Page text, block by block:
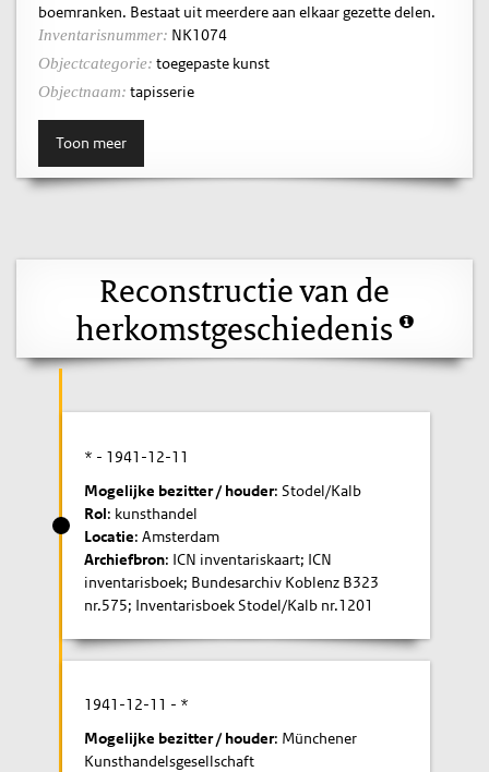
boemranken. Bestaat uit meerdere aan elkaar gezette delen.
Inventarisnummer: NK1074
Objectcategorie: toegepaste kunst
Objectnaam: tapisserie
Toon meer
Reconstructie van de
herkomstgeschiedenis
* - 1941-12-11
Mogelijke bezitter / houder: Stodel/Kalb
Rol: kunsthandel
Locatie: Amsterdam
Archiefbron: ICN inventariskaart; ICN
inventarisboek; Bundesarchiv Koblenz B323
nr.575; Inventarisboek Stodel/Kalb nr.1201
1941-12-11 - *
Mogelijke bezitter / houder: Münchener
Kunsthandelsgesellschaft